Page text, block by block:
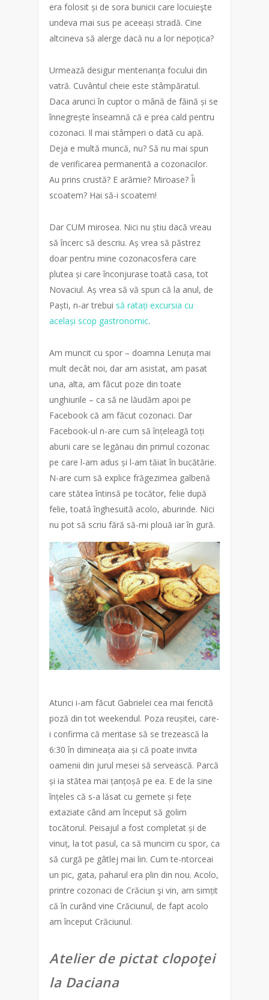
era folosit și de sora bunicii care locuieşte
undeva mai sus pe aceeași stradă. Cine
altcineva să alerge dacă nu a lor nepoțica?
Urmează desigur mentenanța focului din
vatră. Cuvântul cheie este stâmpăratul.
Daca arunci în cuptor o mână de făină și se
înnegrește înseamnă că e prea cald pentru
cozonaci. Il mai stâmperi o dată cu apă.
Deja e multă muncă, nu? Să nu mai spun
de verificarea permanentă a cozonacilor.
Au prins crustă? E arămie? Miroase? Îi
scoatem? Hai să-i scoatem!
Dar CUM mirosea. Nici nu știu dacă vreau
să încerc să descriu. Aș vrea să păstrez
doar pentru mine cozonacosfera care
plutea și care înconjurase toată casa, tot
Novaciul. Aș vrea să vă spun că la anul, de
Paști, n-ar trebui să ratați excursia cu
același scop gastronomic.
Am muncit cu spor – doamna Lenuța mai
mult decât noi, dar am asistat, am pasat
una, alta, am făcut poze din toate
unghiurile – ca să ne lăudăm apoi pe
Facebook că am făcut cozonaci. Dar
Facebook-ul n-are cum să înțeleagă toți
aburii care se legănau din primul cozonac
pe care l-am adus și l-am tăiat în bucătărie.
N-are cum să explice frăgezimea galbenă
care stătea întinsă pe tocător, felie după
felie, toată înghesuită acolo, aburinde. Nici
nu pot să scriu fără să-mi plouă iar în gură.
Atunci i-am făcut Gabrielei cea mai fericită
poză din tot weekendul. Poza reușitei, care-
i confirma că meritase să se trezească la
6:30 în dimineața aia și că poate invita
oamenii din jurul mesei să servească. Parcă
și ia stătea mai țanțoșă pe ea. E de la sine
înțeles că s-a lăsat cu gemete și fețe
extaziate când am început să golim
tocătorul. Peisajul a fost completat și de
vinuț, la tot pasul, ca să muncim cu spor, ca
să curgă pe gâtlej mai lin. Cum te-ntorceai
un pic, gata, paharul era plin din nou. Acolo,
printre cozonaci de Crăciun şi vin, am simțit
că în curând vine Crăciunul, de fapt acolo
am început Crăciunul.
Atelier de pictat clopoţei
la Daciana